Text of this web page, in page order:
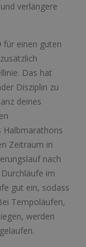
verlängere
für einen guten
Das hat
Disziplin zu
deines
Halbmarathons
Zeitraum in
nach
im
gut ein, sodass
Tempoläufen,
werden